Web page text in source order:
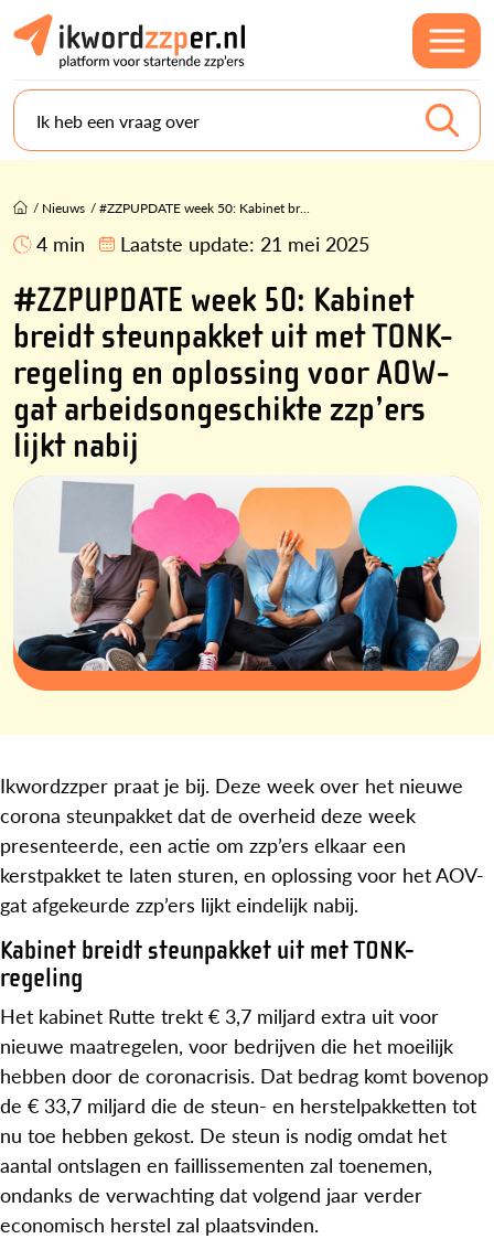
Ik heb een vraag over
/ Nieuws /#ZZPUPDATE week 50: Kabinet br...
4 min Laatste update: 21 mei 2025
#ZZPUPDATE week 50: Kabinet
breidt steunpakket uit met TONK-
regeling en oplossing voor AOW-
gat arbeidsongeschikte zzp’ers
lijkt nabij
Ikwordzzper praat je bij. Deze week over het nieuwe
corona steunpakket dat de overheid deze week
presenteerde, een actie om zzp’ers elkaar een
kerstpakket te laten sturen, en oplossing voor het AOV-
gat afgekeurde zzp’ers lijkt eindelijk nabij.
Kabinet breidt steunpakket uit met TONK-
regeling
Het kabinet Rutte trekt € 3,7 miljard extra uit voor
nieuwe maatregelen, voor bedrijven die het moeilijk
hebben door de coronacrisis. Dat bedrag komt bovenop
de € 33,7 miljard die de steun- en herstelpakketten tot
nu toe hebben gekost. De steun is nodig omdat het
aantal ontslagen en faillissementen zal toenemen,
ondanks de verwachting dat volgend jaar verder
economisch herstel zal plaatsvinden.